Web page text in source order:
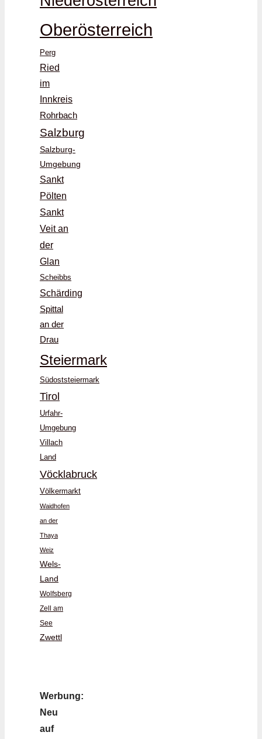
Oberösterreich
Perg
Ried
im
Innkreis
Rohrbach
Salzburg
Salzburg-
Umgebung
Sankt
Pölten
Sankt
Veit an
der
Glan
Scheibbs
Schärding
Spittal
an der
Drau
Steiermark
Südoststeiermark
Tirol
Urfahr-
Umgebung
Villach
Land
Vöcklabruck
Völkermarkt
Waidhofen
an der
Thaya
Weiz
Wels-
Land
Wolfsberg
Zell am
See
Zwettl
Werbung:
Neu
auf